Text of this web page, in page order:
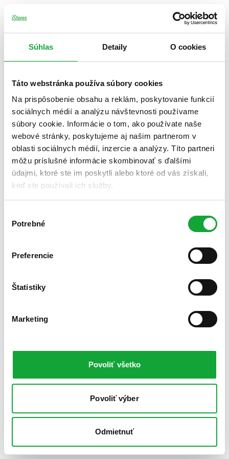
Súhlas Detaily O cookies
Táto webstránka používa súbory cookies
Na prispôsobenie obsahu a reklám, poskytovanie funkcií
sociálnych médií a analýzu návštevnosti používame
súbory cookie. Informácie o tom, ako používate naše
webové stránky, poskytujeme aj našim partnerom v
oblasti sociálnych médií, inzercie a analýzy. Títo partneri
môžu príslušné informácie skombinovať s ďalšími
údajmi, ktoré ste im poskytli alebo ktoré od vás získali,
keď ste používali ich služby.
súhlasu
Potrebné
Preferencie
Štatistiky
Marketing
Povoliť všetko
Povoliť výber
Odmietnuť